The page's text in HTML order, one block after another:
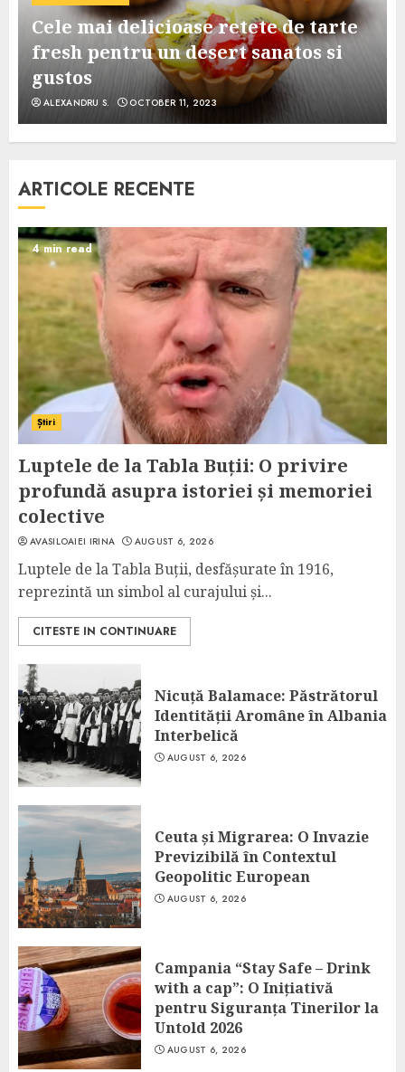
Cele mai delicioase retete de tarte
fresh pentru un desert sanatos si
gustos
ALEXANDRU S. OCTOBER 11, 2023
ARTICOLE RECENTE
4 min read
Știri
Luptele de la Tabla Buții: O privire
profundă asupra istoriei și memoriei
colective
AVASILOAIEI IRINA AUGUST 6, 2026
Luptele de la Tabla Buții, desfășurate în 1916,
reprezintă un simbol al curajului și...
CITESTE IN CONTINUARE
Nicuță Balamace: Păstrătorul
Identității Aromâne în Albania
Interbelică
AUGUST 6, 2026
Ceuta și Migrarea: O Invazie
Previzibilă în Contextul
Geopolitic European
AUGUST 6, 2026
Campania “Stay Safe – Drink
with a cap”: O Inițiativă
pentru Siguranța Tinerilor la
Untold 2026
AUGUST 6, 2026